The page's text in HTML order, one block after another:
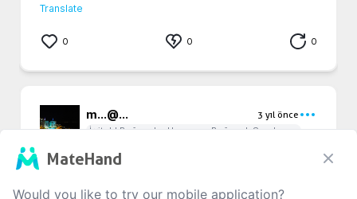
Translate
0 0 0
m...@...
3 yıl önce
İrritabl Bağırsak - Huzursuz Bağırsak Sendromu
Selahattin bey öncelikle gidin şu nick adınızı
düzeltin gelin adam akıllı bir isim yapın insanlara
karşı saygısızlıktır bu. Ayrıca size o kadar
MateHand
Would you like to try our mobile application?